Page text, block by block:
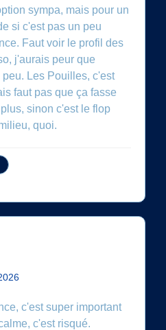
sympa, mais pour un
si c'est pas un peu
Faut voir le profil des
j'aurais peur que
Les Pouilles, c'est
faut pas que ça fasse
sinon c'est le flop
quoi.
c'est super important
c'est risqué.